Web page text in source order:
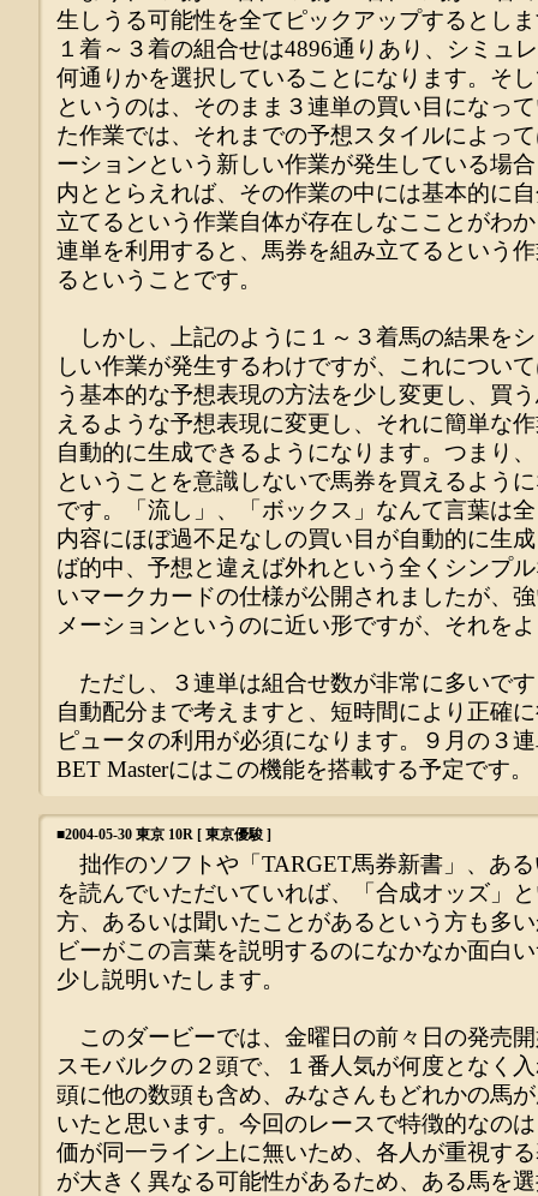
生しうる可能性を全てピックアップするとし
１着～３着の組合せは4896通りあり、シミュ
何通りかを選択していることになります。そ
というのは、そのまま３連単の買い目になっ
た作業では、それまでの予想スタイルによっ
ーションという新しい作業が発生している場
内ととらえれば、その作業の中には基本的に
立てるという作業自体が存在しなこことがわ
連単を利用すると、馬券を組み立てるという
るということです。
しかし、上記のように１～３着馬の結果を
しい作業が発生するわけですが、これについ
う基本的な予想表現の方法を少し変更し、買
えるような予想表現に変更し、それに簡単な
自動的に生成できるようになります。つまり
ということを意識しないで馬券を買えるよう
です。「流し」、「ボックス」なんて言葉は
内容にほぼ過不足なしの買い目が自動的に生
ば的中、予想と違えば外れという全くシンプ
いマークカードの仕様が公開されましたが、
メーションというのに近い形ですが、それを
ただし、３連単は組合せ数が非常に多いで
自動配分まで考えますと、短時間により正確
ピュータの利用が必須になります。９月の３
BET Masterにはこの機能を搭載する予定です。
■2004-05-30 東京 10R [ 東京優駿 ]
拙作のソフトや「TARGET馬券新書」、あ
を読んでいただいていれば、「合成オッズ」
方、あるいは聞いたことがあるという方も多
ビーがこの言葉を説明するのになかなか面白
少し説明いたします。
このダービーでは、金曜日の前々日の発売
スモバルクの２頭で、１番人気が何度となく
頭に他の数頭も含め、みなさんもどれかの馬
いたと思います。今回のレースで特徴的なの
価が同一ライン上に無いため、各人が重視す
が大きく異なる可能性があるため、ある馬を